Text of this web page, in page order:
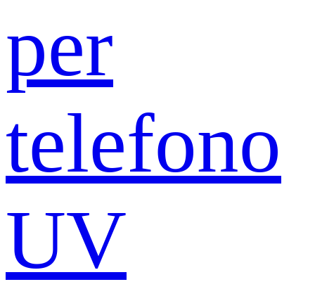
per
telefono
UV